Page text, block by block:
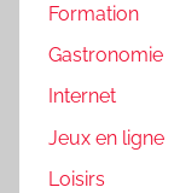
Formation
Gastronomie
Internet
Jeux en ligne
Loisirs